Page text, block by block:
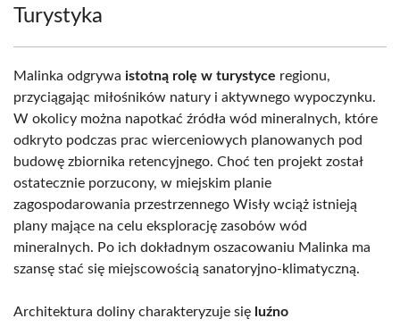
Turystyka
Malinka odgrywa istotną rolę w turystyce regionu,
przyciągając miłośników natury i aktywnego wypoczynku.
W okolicy można napotkać źródła wód mineralnych, które
odkryto podczas prac wierceniowych planowanych pod
budowę zbiornika retencyjnego. Choć ten projekt został
ostatecznie porzucony, w miejskim planie
zagospodarowania przestrzennego Wisły wciąż istnieją
plany mające na celu eksplorację zasobów wód
mineralnych. Po ich dokładnym oszacowaniu Malinka ma
szansę stać się miejscowością sanatoryjno-klimatyczną.
Architektura doliny charakteryzuje się luźno